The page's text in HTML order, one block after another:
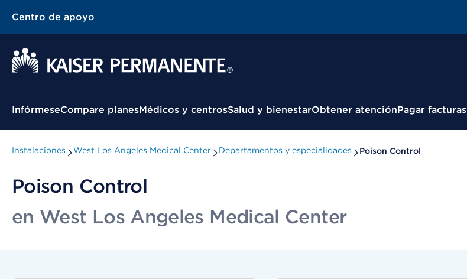
Centro de apoyo
Menú contextual
InfórmeseCompare planesMédicos y centrosSalud y bienestarObtener atenciónPagar facturas
Instalaciones West Los Angeles Medical Center Departamentos y especialidades Poison Control
Poison Control
en West Los Angeles Medical Center